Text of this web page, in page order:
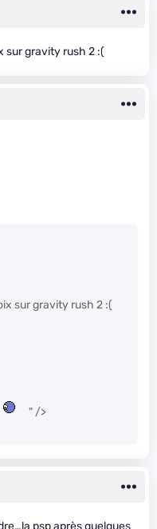
sur gravity rush 2 :(
sur gravity rush 2 :(
" />
psp après quelques